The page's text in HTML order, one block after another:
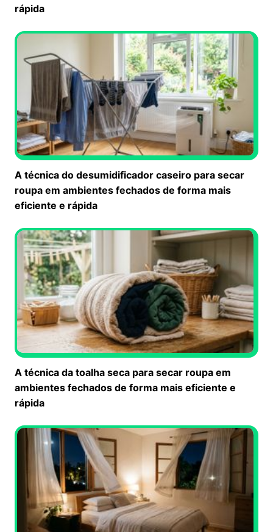
rápida
A técnica do desumidificador caseiro para secar
roupa em ambientes fechados de forma mais
eficiente e rápida
A técnica da toalha seca para secar roupa em
ambientes fechados de forma mais eficiente e
rápida